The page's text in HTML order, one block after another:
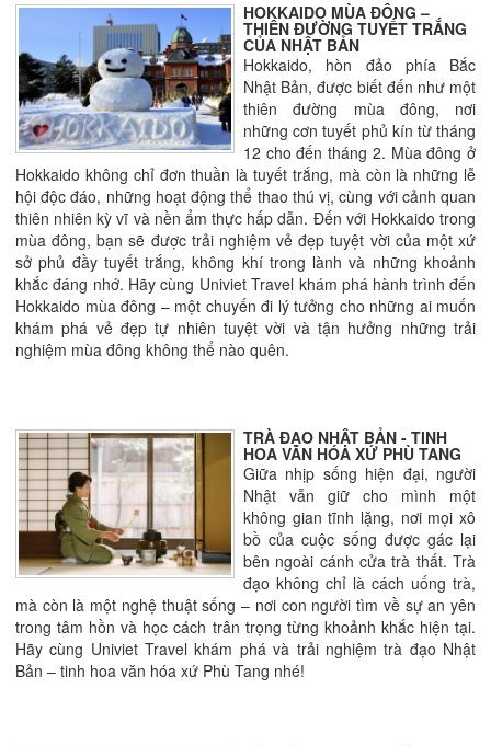
HOKKAIDO MÙA ĐÔNG –
THIÊN ĐƯỜNG TUYẾT TRẮNG
CỦA NHẬT BẢN
Hokkaido, hòn đảo phía Bắc
Nhật Bản, được biết đến như một
thiên đường mùa đông, nơi
những cơn tuyết phủ kín từ tháng
12 cho đến tháng 2. Mùa đông ở
Hokkaido không chỉ đơn thuần là tuyết trắng, mà còn là những lễ
hội độc đáo, những hoạt động thể thao thú vị, cùng với cảnh quan
thiên nhiên kỳ vĩ và nền ẩm thực hấp dẫn. Đến với Hokkaido trong
mùa đông, bạn sẽ được trải nghiệm vẻ đẹp tuyệt vời của một xứ
sở phủ đầy tuyết trắng, không khí trong lành và những khoảnh
khắc đáng nhớ. Hãy cùng Univiet Travel khám phá hành trình đến
Hokkaido mùa đông – một chuyến đi lý tưởng cho những ai muốn
khám phá vẻ đẹp tự nhiên tuyệt vời và tận hưởng những trải
nghiệm mùa đông không thể nào quên.
TRÀ ĐẠO NHẬT BẢN - TINH
HOA VĂN HÓA XỨ PHÙ TANG
Giữa nhịp sống hiện đại, người
Nhật vẫn giữ cho mình một
không gian tĩnh lặng, nơi mọi xô
bồ của cuộc sống được gác lại
bên ngoài cánh cửa trà thất. Trà
đạo không chỉ là cách uống trà,
mà còn là một nghệ thuật sống – nơi con người tìm về sự an yên
trong tâm hồn và học cách trân trọng từng khoảnh khắc hiện tại.
Hãy cùng Univiet Travel khám phá và trải nghiệm trà đạo Nhật
Bản – tinh hoa văn hóa xứ Phù Tang nhé!